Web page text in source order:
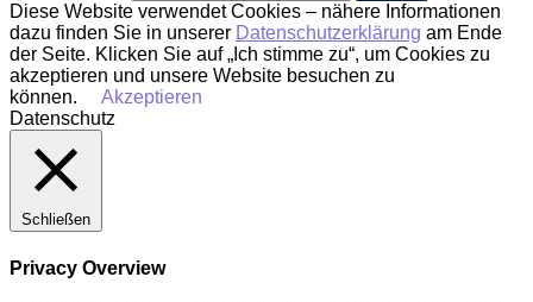
Diese Website verwendet Cookies – nähere Informationen
dazu finden Sie in unserer Datenschutzerklärung am Ende
der Seite. Klicken Sie auf „Ich stimme zu“, um Cookies zu
akzeptieren und unsere Website besuchen zu
können.
Akzeptieren
Datenschutz
Schließen
Privacy Overview